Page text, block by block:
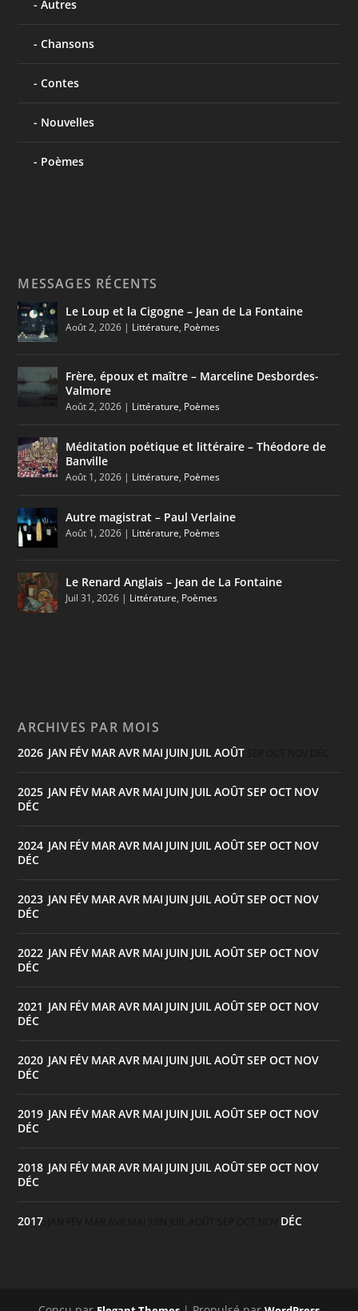
Autres
Chansons
Contes
Nouvelles
Poèmes
MESSAGES RÉCENTS
Le Loup et la Cigogne – Jean de La Fontaine
Août 2, 2026 | Littérature, Poèmes
Frère, époux et maître – Marceline Desbordes-
Valmore
Août 2, 2026 | Littérature, Poèmes
Méditation poétique et littéraire – Théodore de
Banville
Août 1, 2026 | Littérature, Poèmes
Autre magistrat – Paul Verlaine
Août 1, 2026 | Littérature, Poèmes
Le Renard Anglais – Jean de La Fontaine
Juil 31, 2026 | Littérature, Poèmes
ARCHIVES PAR MOIS
2026 JAN FÉV MAR AVR MAI JUIN JUIL AOÛT
2025 JAN FÉV MAR AVR MAI JUIN JUIL AOÛTSEP OCT NOV
DÉC
2024 JAN FÉV MAR AVR MAI JUIN JUIL AOÛTSEP OCT NOV
DÉC
2023 JAN FÉV MAR AVR MAI JUIN JUIL AOÛTSEP OCT NOV
DÉC
2022 JAN FÉV MAR AVR MAI JUIN JUIL AOÛTSEP OCT NOV
DÉC
2021 JAN FÉV MAR AVR MAI JUIN JUIL AOÛTSEP OCT NOV
DÉC
2020 JAN FÉV MAR AVR MAI JUIN JUIL AOÛTSEP OCT NOV
DÉC
2019 JAN FÉV MAR AVR MAI JUIN JUIL AOÛTSEP OCT NOV
DÉC
2018 JAN FÉV MAR AVR MAI JUIN JUIL AOÛTSEP OCT NOV
DÉC
2017 DÉC